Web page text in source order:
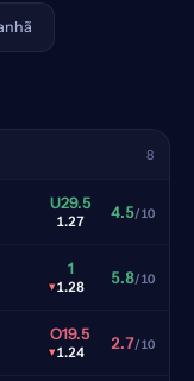
8
U29.5
1.27 4.5/10
1
▾1.28 5.8/10
O19.5
▾1.24 2.7/10